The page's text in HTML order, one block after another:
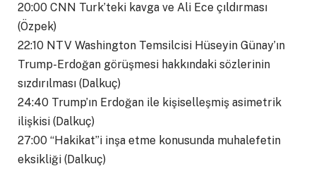
20:00 CNN Turk’teki kavga ve Ali Ece çıldırması
(Özpek)
22:10 NTV Washington Temsilcisi Hüseyin Günay’ın
Trump-Erdoğan görüşmesi hakkındaki sözlerinin
sızdırılması (Dalkuç)
24:40 Trump’ın Erdoğan ile kişiselleşmiş asimetrik
ilişkisi (Dalkuç)
27:00 “Hakikat”i inşa etme konusunda muhalefetin
eksikliği (Dalkuç)